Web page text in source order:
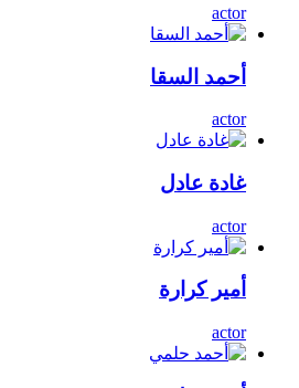
actor
أحمد السقا
actor
غادة عادل
actor
أمير كرارة
actor